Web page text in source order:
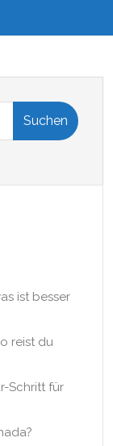
Suchen
ist besser
reist du
Schritt für